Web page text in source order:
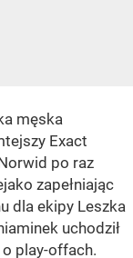
męska
Exact
po raz
zapełniając
dla ekipy Leszka
uchodził
play-offach.